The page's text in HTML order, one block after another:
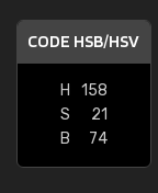
CODE HSB/HSV
H
158
S
21
B
74